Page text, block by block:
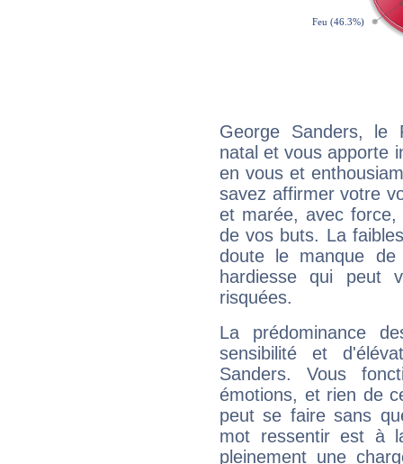
George Sanders, le
natal et vous apporte
en vous et
savez affirmer votre
et marée, avec
de vos buts. La
doute le manque
hardiesse qui peut
risquées.
La prédominance
sensibilité et
Sanders. Vous
émotions, et rien de
peut se faire sans
mot ressentir est à
pleinement une